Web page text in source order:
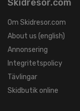
Skidresor.com
Om Skidresor.com
About us (english)
Annonsering
Integritetspolicy
Tävlingar
Skidbutik online